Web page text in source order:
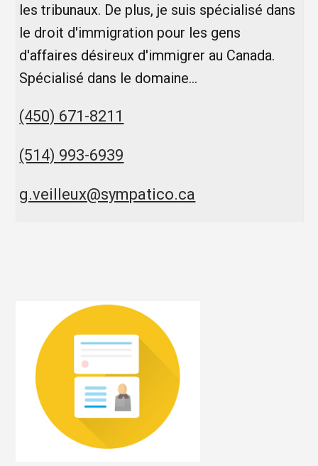
les tribunaux. De plus, je suis spécialisé dans
le droit d'immigration pour les gens
d'affaires désireux d'immigrer au Canada.
Spécialisé dans le domaine…
(450) 671-8211
(514) 993-6939
g.veilleux@sympatico.ca